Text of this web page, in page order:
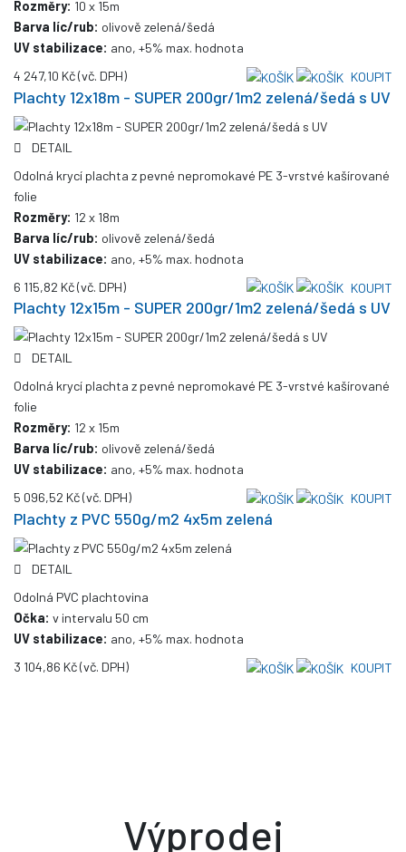
Rozměry: 10 x 15m
Barva líc/rub: olivově zelená/šedá
UV stabilizace: ano, +5% max. hodnota
4 247,10 Kč(vč. DPH) KOUPIT
Plachty 12x18m - SUPER 200gr/1m2 zelená/šedá s UV
DETAIL
Odolná krycí plachta z pevné nepromokavé PE 3-vrstvé kašírované
folie
Rozměry: 12 x 18m
Barva líc/rub: olivově zelená/šedá
UV stabilizace: ano, +5% max. hodnota
6 115,82 Kč(vč. DPH) KOUPIT
Plachty 12x15m - SUPER 200gr/1m2 zelená/šedá s UV
DETAIL
Odolná krycí plachta z pevné nepromokavé PE 3-vrstvé kašírované
folie
Rozměry: 12 x 15m
Barva líc/rub: olivově zelená/šedá
UV stabilizace: ano, +5% max. hodnota
5 096,52 Kč(vč. DPH) KOUPIT
Plachty z PVC 550g/m2 4x5m zelená
DETAIL
Odolná PVC plachtovina
Očka: v intervalu 50 cm
UV stabilizace: ano, +5% max. hodnota
3 104,86 Kč(vč. DPH) KOUPIT
Výprodej